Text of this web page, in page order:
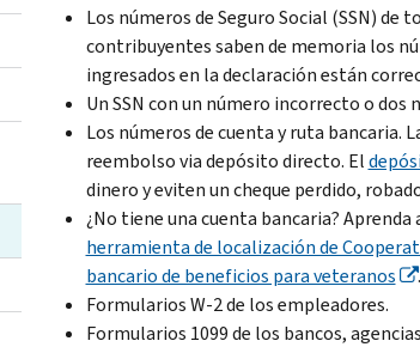
Los números de Seguro Social (SSN)
contribuyentes saben de memoria los
ingresados en la declaración están
Un SSN con un número incorrecto o
Los números de cuenta y ruta bancaria.
reembolso via depósito directo. El
dinero y eviten un cheque perdido,
¿No tiene una cuenta bancaria? Aprenda
herramienta de localización de
bancario de beneficios para veteranos
.
Formularios W-2 de los empleadores.
Formularios 1099 de los bancos,